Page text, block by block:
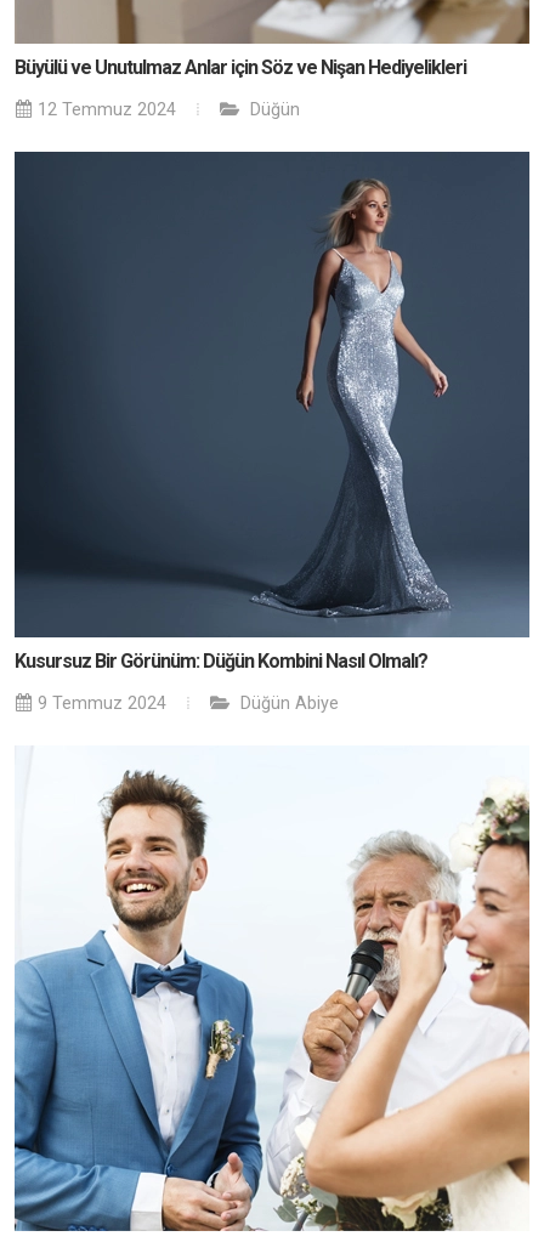
Büyülü ve Unutulmaz Anlar için Söz ve Nişan Hediyelikleri
12 Temmuz 2024 Düğün
Kusursuz Bir Görünüm: Düğün Kombini Nasıl Olmalı?
9 Temmuz 2024 Düğün Abiye